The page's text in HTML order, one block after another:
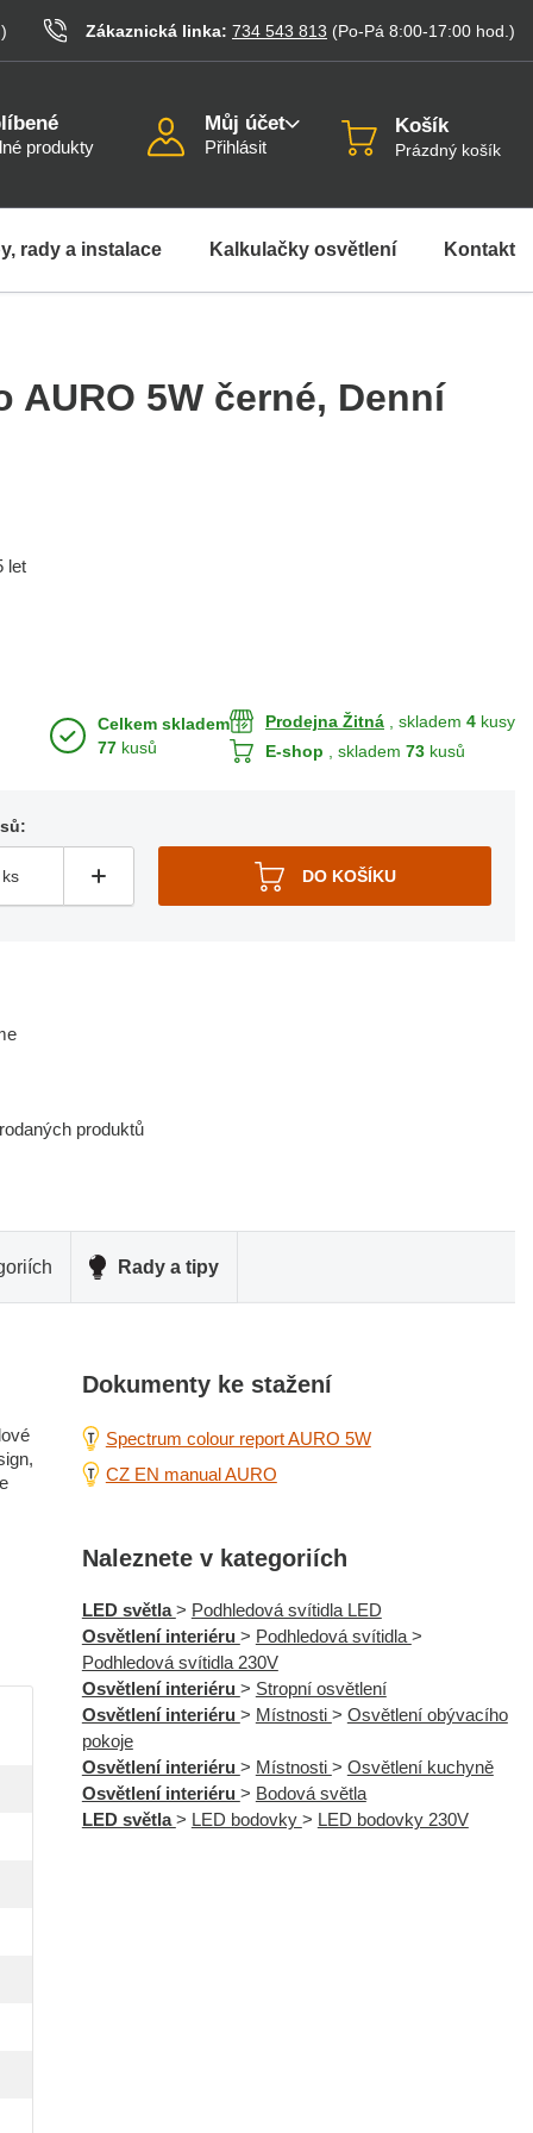
) Zákaznická linka: 734 543 813 (Po-Pá 8:00-17:00 hod. )
produkty
Můj účet
Přihlásit
Košík
Prázdný košík
rady a instalace Kalkulačky osvětlení Kontakt
5W černé, Denní
let
Celkem skladem
77 kusů
Prodejna Žitná , skladem 4 kusy
E-shop
, skladem 73 kusů
produktů
Rady a tipy
Dokumenty ke stažení
Spectrum colour report AURO 5W
CZ EN manual AURO
Naleznete v kategoriích
LED světla> Podhledová svítidla LED
Osvětlení interiéru > Podhledová svítidla >
Podhledová svítidla 230V
Osvětlení interiéru > Stropní osvětlení
Osvětlení interiéru > Místnosti > Osvětlení obývacího
pokoje
Osvětlení interiéru > Místnosti > Osvětlení kuchyně
Osvětlení interiéru > Bodová světla
LED světla> LED bodovky > LED bodovky 230V